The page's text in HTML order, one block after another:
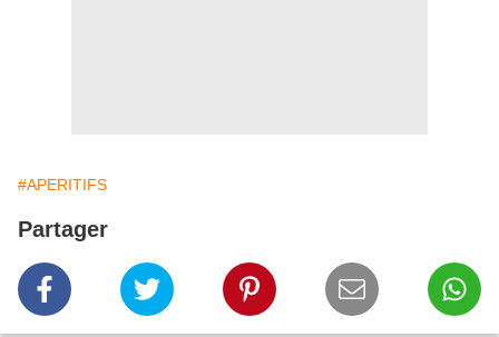
#APERITIFS
Partager